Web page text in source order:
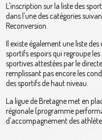
L'inscription sur la liste des
dans l'une des catégories
Reconversion.
Il existe également une liste
sportifs espoirs qui regroupe
sportives attestées par le
remplissant pas encore les
des sportifs de haut niveau.
La ligue de Bretagne met en
régionale (programme
d'accompagnement des